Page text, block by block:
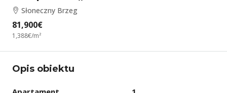
Słoneczny Brzeg
81,900€
1,388€/m²
Opis obiektu